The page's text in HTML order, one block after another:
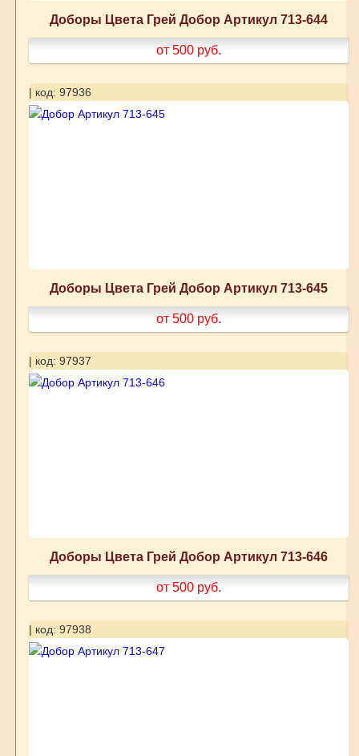
Доборы Цвета Грей Добор Артикул 713-644
от 500 руб.
| код: 97936
Доборы Цвета Грей Добор Артикул 713-645
от 500 руб.
| код: 97937
Доборы Цвета Грей Добор Артикул 713-646
от 500 руб.
| код: 97938